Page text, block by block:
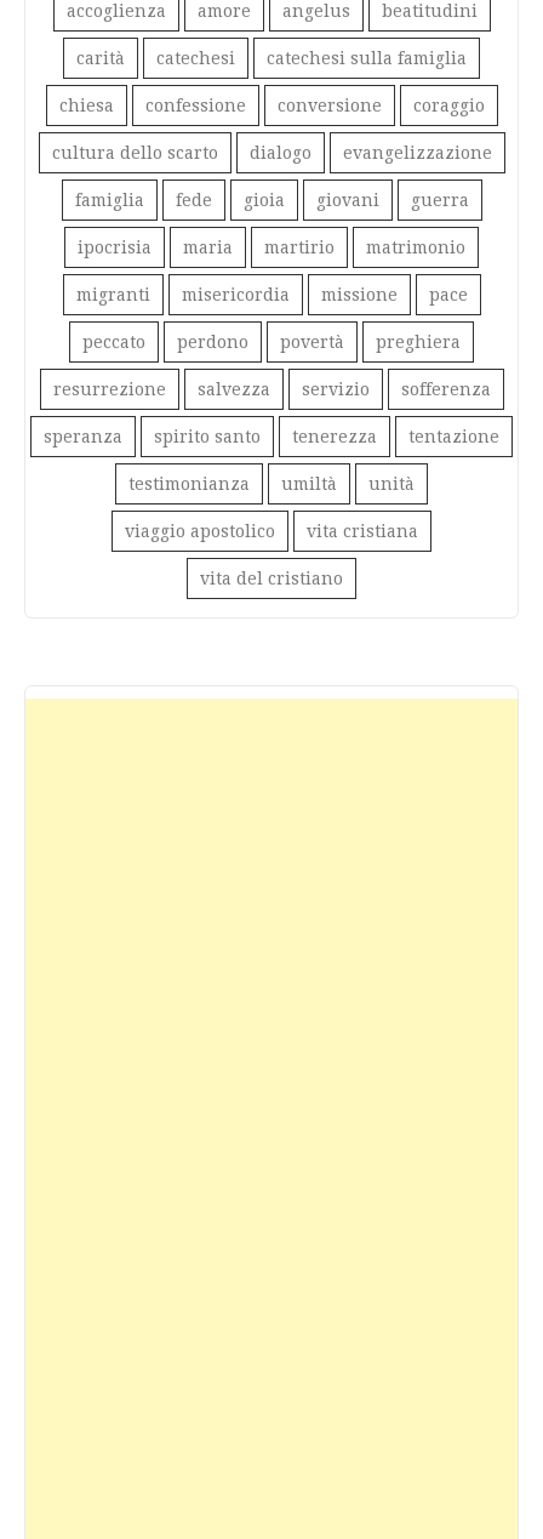
accoglienza amore angelus beatitudini
carità catechesi catechesi sulla famiglia
chiesa confessione conversione coraggio
cultura dello scarto dialogo evangelizzazione
famiglia fede gioia giovani guerra
ipocrisia maria martirio matrimonio
migranti misericordia missione pace
peccato perdono povertà preghiera
resurrezione salvezza servizio sofferenza
speranza spirito santo tenerezza tentazione
testimonianza umiltà unità
viaggio apostolico vita cristiana
vita del cristiano